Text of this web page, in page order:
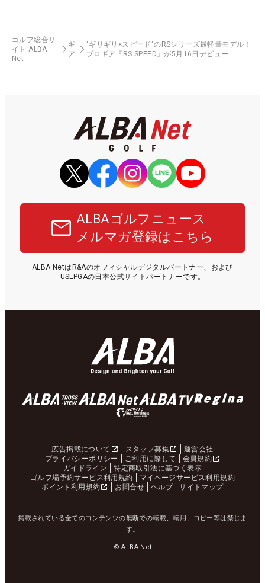
ゴルフ総合サ
イト ALBA
Net
ギ
ア
"ギリギリ×スピード"のRSシリーズ最軽量モデル！
プロギア『RS SPEED』が5月16日デビュー
ALBAゴルフニュース
メルマガ登録はこちら
ALBA NetはR&Aのオフィシャルデジタルパートナー、および
USLPGAの日本公式サイトパートナーです。
広告掲載について スタッフ募集
運営会社
プライバシーポリシー
ご利用に際して
会員規約
ガイドライン
特定商取引法に基づく表示
ゴルフ場予約サービス利用規約
マイページサービス利用規約
ポイント利用規約
お問合せ ヘルプ サイトマップ
掲載されている全てのコンテンツの無断での転載、転用、コピー等は禁じま
す。
© ALBA Net